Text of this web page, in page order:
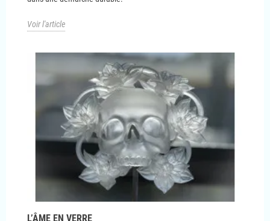
Voir l'article
L’ÂME EN VERRE